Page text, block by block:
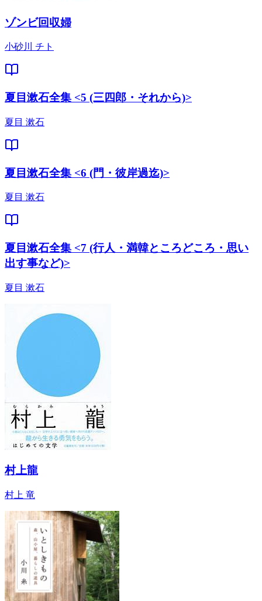
ゾンビ回収婦
小砂川 チト
夏目漱石全集 <5 (三四郎・それから)>
夏目 漱石
夏目漱石全集 <6 (門・彼岸過迄)>
夏目 漱石
夏目漱石全集 <7 (行人・満韓ところどころ・思い
出す事など)>
夏目 漱石
村上龍
村上 竜